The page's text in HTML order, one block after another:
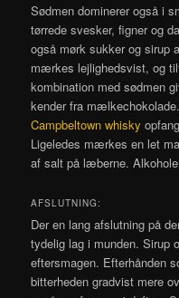
Sødmen dominerer også i
tørrede svesker, figner og
også mørk sukker og sirup
mærkes lejlighedsvist, og
kombination med sødmen
kender fra
Campbeltown whisky
Ligeledes mærkes en let
af salt på læberne.
AFSLUTNING:
Der en lang afslutning på
tydelig lag i munden. Sirup
eftersmagen. Efterhånden
bitterheden gradvist mere